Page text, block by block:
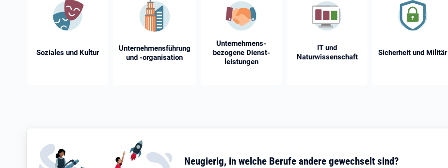
Soziales und Kultur
Unternehmensführung
und -⁠organisation
Unternehmens­
bezogene Dienst­
leistungen
IT und
Naturwissenschaft
Sicherheit und Militär
Neugierig, in welche Berufe andere gewechselt sind?